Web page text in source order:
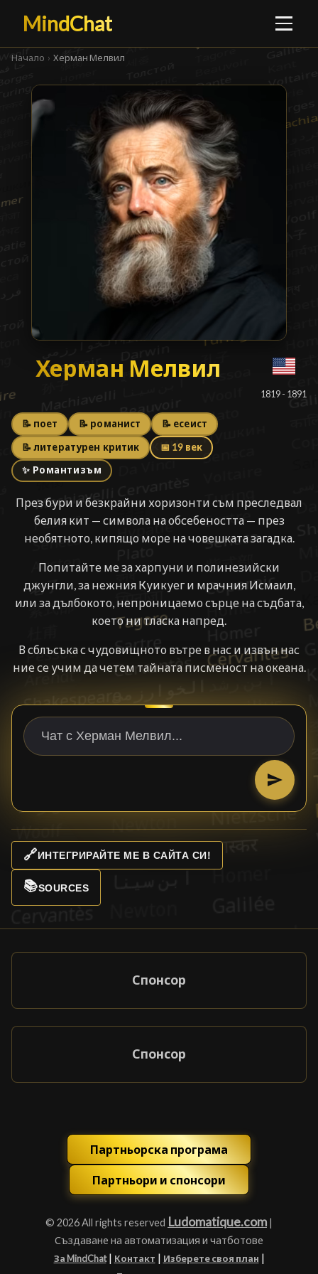
MindChat
Начало › Херман Мелвил
Херман Мелвил
Херман Мелвил
1819 - 1891
📝 поет 📝 романист 📝 есеист
📝 литературен критик 📅 19 век
✨ Романтизъм
През бури и безкрайни хоризонти съм преследвал
белия кит — символа на обсебеността — през
необятното, кипящо море на човешката загадка.
Попитайте ме за харпуни и полинезийски
джунгли, за нежния Куикуег и мрачния Исмаил,
или за дълбокото, непроницаемо сърце на съдбата,
което ни тласка напред.
В сблъсъка с чудовищното вътре в нас и извън нас
ние се учим да четем тайната писменост на океана.
🔗ИНТЕГРИРАЙТЕ МЕ В САЙТА СИ!
📚SOURCES
Спонсор
Спонсор
Партньорска програма
Партньори и спонсори
© 2026 All rights reserved Ludomatique.com |
Създаване на автоматизация и чатботове
За MindChat | Контакт | Изберете своя план |